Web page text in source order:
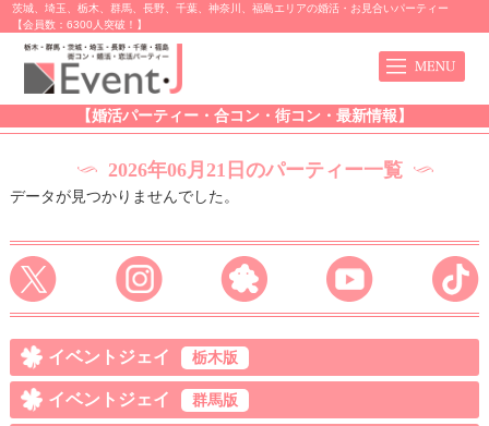
茨城、埼玉、栃木、群馬、長野、千葉、神奈川、福島エリアの婚活・お見合いパーティー
【会員数：6300人突破！】
【婚活パーティー・合コン・街コン・最新情報】
2026年06月21日のパーティー一覧
データが見つかりませんでした。
イベントジェイ 栃木版
イベントジェイ 群馬版